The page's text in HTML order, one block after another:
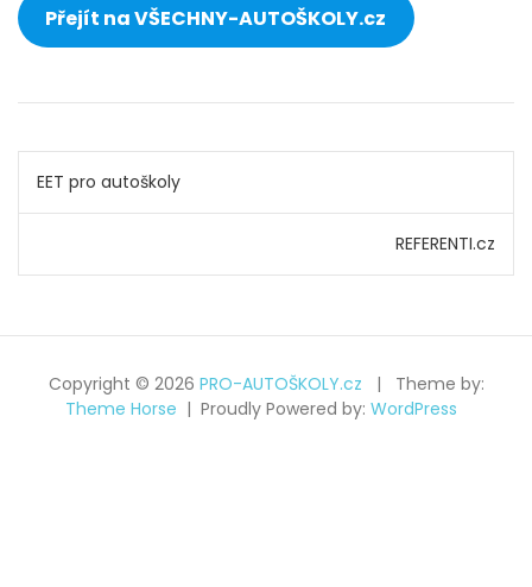
Přejít na VŠECHNY-AUTOŠKOLY.cz
Navigace
pro
příspěvek
EET pro autoškoly
REFERENTI.cz
Copyright © 2026 PRO-AUTOŠKOLY.cz
Theme by:
Theme Horse
Proudly Powered by: WordPress